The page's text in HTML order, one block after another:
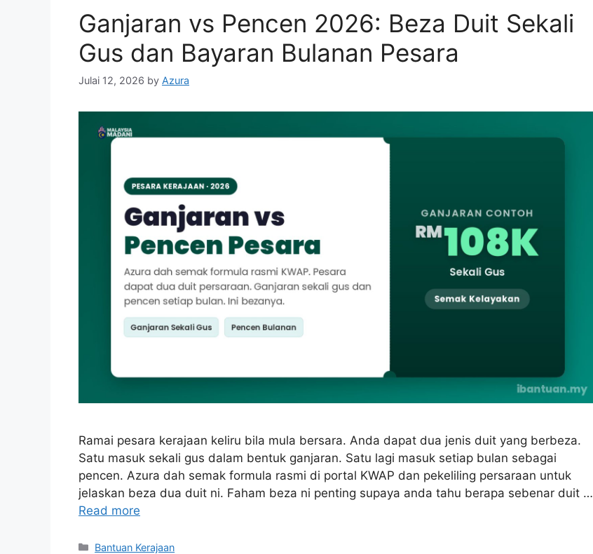
Ganjaran vs Pencen 2026: Beza Duit Sekali
Gus dan Bayaran Bulanan Pesara
Julai 12, 2026 by Azura
Ramai pesara kerajaan keliru bila mula bersara. Anda dapat dua jenis duit yang berbeza.
Satu masuk sekali gus dalam bentuk ganjaran. Satu lagi masuk setiap bulan sebagai
pencen. Azura dah semak formula rasmi di portal KWAP dan pekeliling persaraan untuk
jelaskan beza dua duit ni. Faham beza ni penting supaya anda tahu berapa sebenar duit …
Read more
Categories
Bantuan Kerajaan